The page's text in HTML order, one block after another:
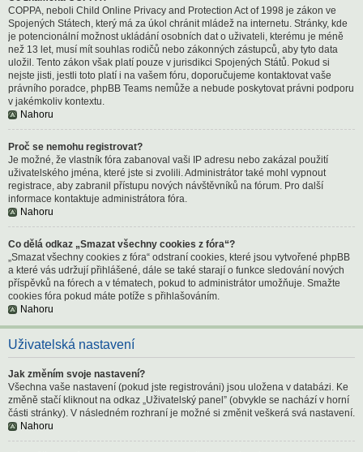
COPPA, neboli Child Online Privacy and Protection Act of 1998 je zákon ve
Spojených Státech, který má za úkol chránit mládež na internetu. Stránky, kde
je potencionální možnost ukládání osobních dat o uživateli, kterému je méně
než 13 let, musí mít souhlas rodičů nebo zákonných zástupců, aby tyto data
uložil. Tento zákon však platí pouze v jurisdikci Spojených Států. Pokud si
nejste jisti, jestli toto platí i na vašem fóru, doporučujeme kontaktovat vaše
právního poradce, phpBB Teams nemůže a nebude poskytovat právni podporu
v jakémkoliv kontextu.
Nahoru
Proč se nemohu registrovat?
Je možné, že vlastník fóra zabanoval vaši IP adresu nebo zakázal použití
uživatelského jména, které jste si zvolili. Administrátor také mohl vypnout
registrace, aby zabranil přístupu nových návštěvníků na fórum. Pro další
informace kontaktuje administrátora fóra.
Nahoru
Co dělá odkaz „Smazat všechny cookies z fóra“?
„Smazat všechny cookies z fóra“ odstraní cookies, které jsou vytvořené phpBB
a které vás udržují přihlášené, dále se také starají o funkce sledování nových
příspěvků na fórech a v tématech, pokud to administrátor umožňuje. Smažte
cookies fóra pokud máte potíže s přihlašováním.
Nahoru
Uživatelská nastavení
Jak změním svoje nastavení?
Všechna vaše nastavení (pokud jste registrováni) jsou uložena v databázi. Ke
změně stačí kliknout na odkaz „Uživatelský panel” (obvykle se nachází v horní
části stránky). V následném rozhraní je možné si změnit veškerá svá nastavení.
Nahoru